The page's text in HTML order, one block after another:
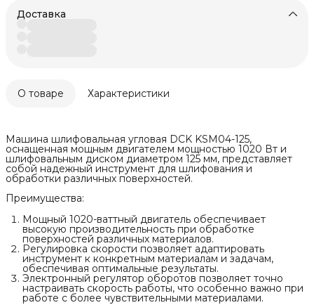
Доставка
О товаре Характеристики
Машина шлифовальная угловая DCK KSM04-125,
оснащенная мощным двигателем мощностью 1020 Вт и
шлифовальным диском диаметром 125 мм, представляет
собой надежный инструмент для шлифования и
обработки различных поверхностей.
Преимущества:
Мощный 1020-ваттный двигатель обеспечивает
высокую производительность при обработке
поверхностей различных материалов.
Регулировка скорости позволяет адаптировать
инструмент к конкретным материалам и задачам,
обеспечивая оптимальные результаты.
Электронный регулятор оборотов позволяет точно
настраивать скорость работы, что особенно важно при
работе с более чувствительными материалами.